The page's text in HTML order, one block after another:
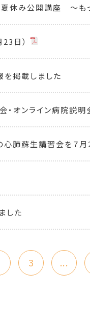
夏休み公開講座 ～
日）
掲載しました
・オンライン病院説
肺蘇生講習会を７月
した
3 ...